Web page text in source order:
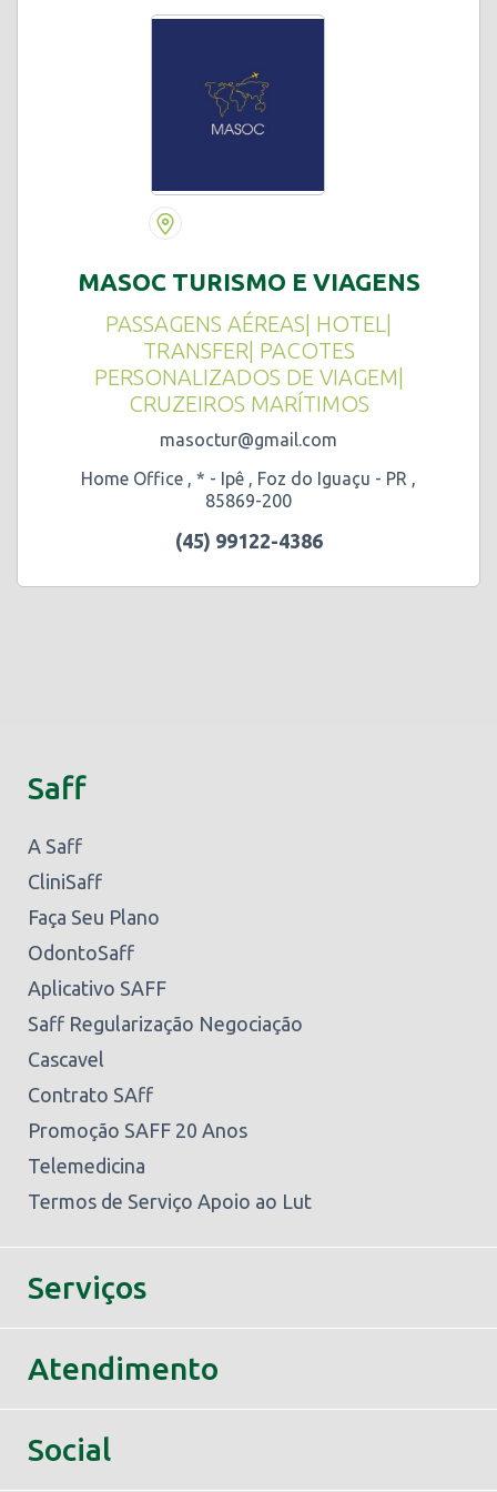
MASOC TURISMO E VIAGENS
PASSAGENS AÉREAS| HOTEL|
TRANSFER| PACOTES
PERSONALIZADOS DE VIAGEM|
CRUZEIROS MARÍTIMOS
masoctur@gmail.com
Home Office , * - Ipê , Foz do Iguaçu - PR ,
85869-200
(45) 99122-4386
Saff
A Saff
CliniSaff
Faça Seu Plano
OdontoSaff
Aplicativo SAFF
Saff Regularização Negociação
Cascavel
Contrato SAff
Promoção SAFF 20 Anos
Telemedicina
Termos de Serviço Apoio ao Lut
Serviços
Atendimento
Social